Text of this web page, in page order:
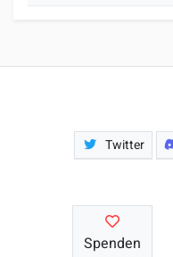
Twitter
Spenden